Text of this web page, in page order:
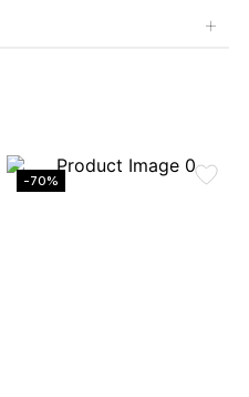
+
-70%